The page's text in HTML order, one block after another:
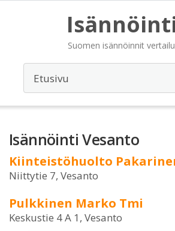
Suomen isännöinnit
Isännöinti Vesanto
Kiinteistöhuolto
Niittytie 7, Vesanto
Pulkkinen Marko Tmi
Keskustie 4 A 1, Vesanto